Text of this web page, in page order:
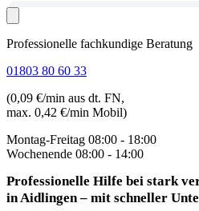
Professionelle fachkundige Beratung
01803 80 60 33
(0,09 €/min aus dt. FN,
max. 0,42 €/min Mobil)
Montag-Freitag 08:00 - 18:00
Wochenende 08:00 - 14:00
Professionelle Hilfe bei stark
in Aidlingen– mit schneller